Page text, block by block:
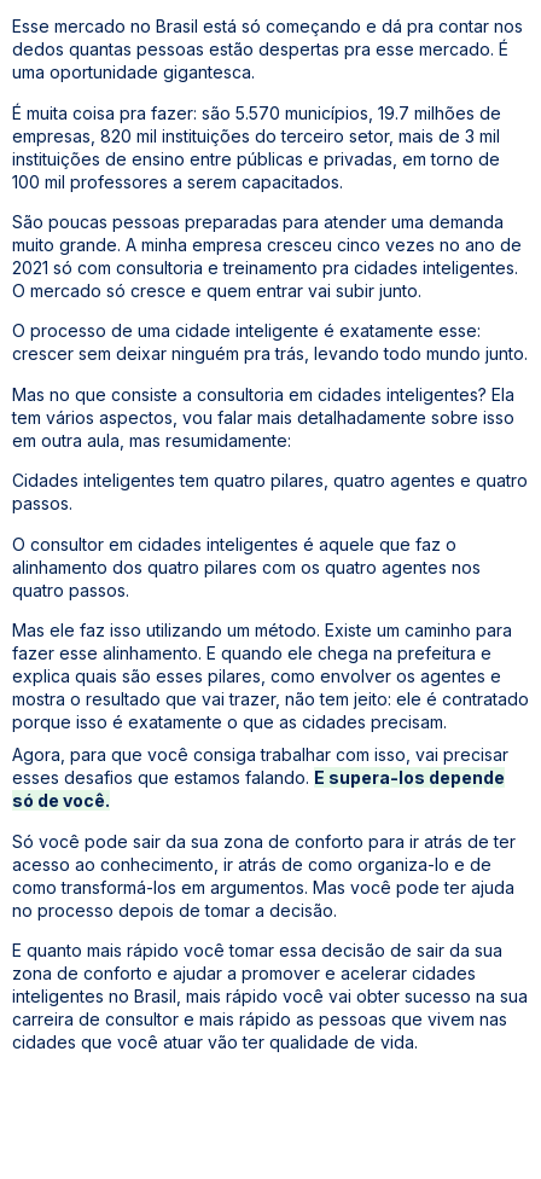
Esse mercado no Brasil está só começando e dá pra contar nos
dedos quantas pessoas estão despertas pra esse mercado. É
uma oportunidade gigantesca.
É muita coisa pra fazer: são 5.570 municípios, 19.7 milhões de
empresas, 820 mil instituições do terceiro setor, mais de 3 mil
instituições de ensino entre públicas e privadas, em torno de
100 mil professores a serem capacitados.
São poucas pessoas preparadas para atender uma demanda
muito grande. A minha empresa cresceu cinco vezes no ano de
2021 só com consultoria e treinamento pra cidades inteligentes.
O mercado só cresce e quem entrar vai subir junto.
O processo de uma cidade inteligente é exatamente esse:
crescer sem deixar ninguém pra trás, levando todo mundo junto.
Mas no que consiste a consultoria em cidades inteligentes? Ela
tem vários aspectos, vou falar mais detalhadamente sobre isso
em outra aula, mas resumidamente:
Cidades inteligentes tem quatro pilares, quatro agentes e quatro
passos.
O consultor em cidades inteligentes é aquele que faz o
alinhamento dos quatro pilares com os quatro agentes nos
quatro passos.
Mas ele faz isso utilizando um método. Existe um caminho para
fazer esse alinhamento. E quando ele chega na prefeitura e
explica quais são esses pilares, como envolver os agentes e
mostra o resultado que vai trazer, não tem jeito: ele é contratado
porque isso é exatamente o que as cidades precisam.
Agora, para que você consiga trabalhar com isso, vai precisar
esses desafios que estamos falando. E supera-los depende
só de você.
Só você pode sair da sua zona de conforto para ir atrás de ter
acesso ao conhecimento, ir atrás de como organiza-lo e de
como transformá-los em argumentos. Mas você pode ter ajuda
no processo depois de tomar a decisão.
E quanto mais rápido você tomar essa decisão de sair da sua
zona de conforto e ajudar a promover e acelerar cidades
inteligentes no Brasil, mais rápido você vai obter sucesso na sua
carreira de consultor e mais rápido as pessoas que vivem nas
cidades que você atuar vão ter qualidade de vida.